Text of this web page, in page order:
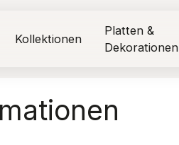
Kollektionen
Platten &
Dekorationen